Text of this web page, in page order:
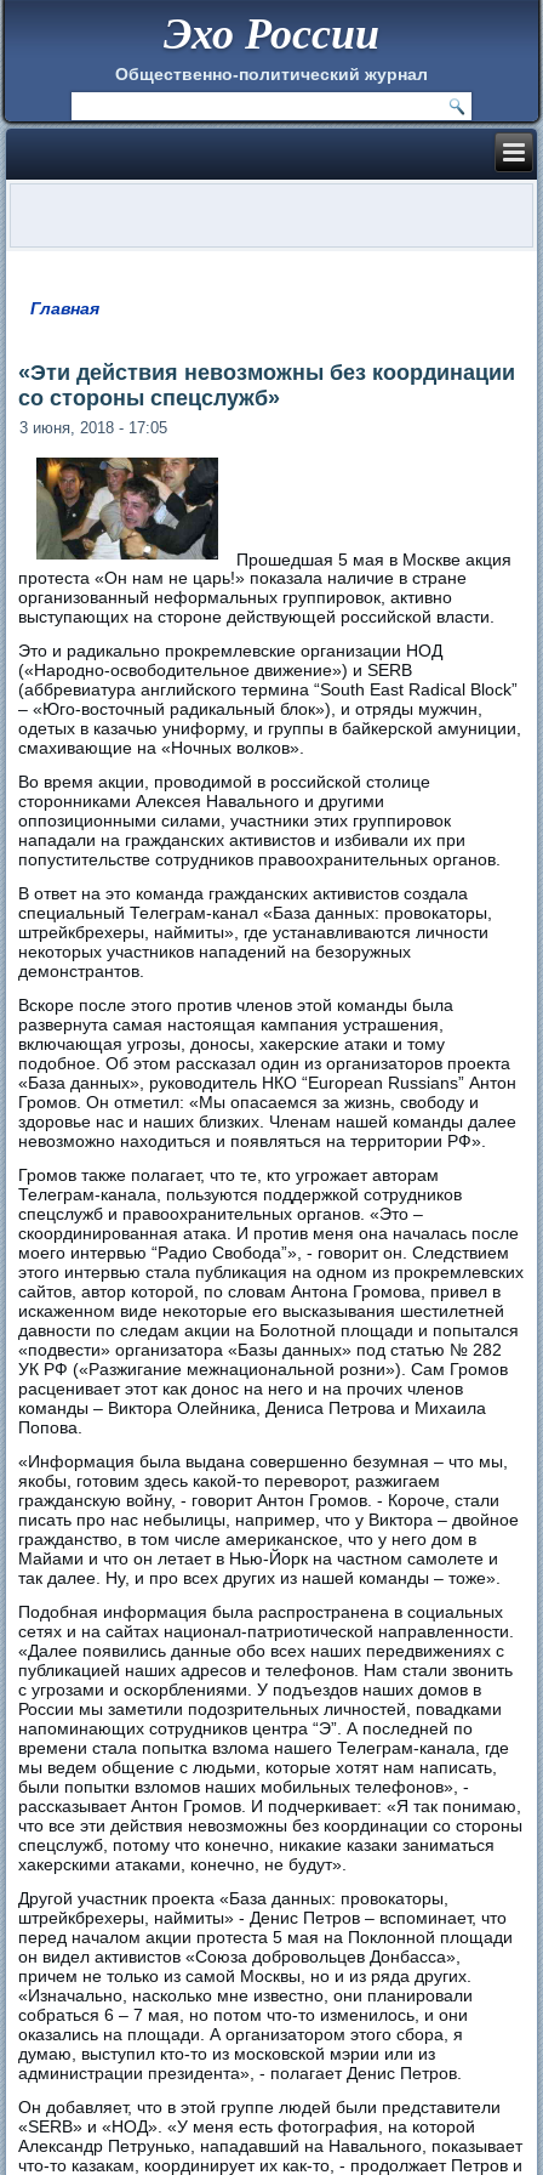
Эхо России
Общественно-политический журнал
Главная
«Эти действия невозможны без координации
со стороны спецслужб»
3 июня, 2018 - 17:05
Прошедшая 5 мая в Москве акция
протеста «Он нам не царь!» показала наличие в стране
организованный неформальных группировок, активно
выступающих на стороне действующей российской власти.
Это и радикально прокремлевские организации НОД
(«Народно-освободительное движение») и SERB
(аббревиатура английского термина “South East Radical Block”
– «Юго-восточный радикальный блок»), и отряды мужчин,
одетых в казачью униформу, и группы в байкерской амуниции,
смахивающие на «Ночных волков».
Во время акции, проводимой в российской столице
сторонниками Алексея Навального и другими
оппозиционными силами, участники этих группировок
нападали на гражданских активистов и избивали их при
попустительстве сотрудников правоохранительных органов.
В ответ на это команда гражданских активистов создала
специальный Телеграм-канал «База данных: провокаторы,
штрейкбрехеры, наймиты», где устанавливаются личности
некоторых участников нападений на безоружных
демонстрантов.
Вскоре после этого против членов этой команды была
развернута самая настоящая кампания устрашения,
включающая угрозы, доносы, хакерские атаки и тому
подобное. Об этом рассказал один из организаторов проекта
«База данных», руководитель НКО “European Russians” Антон
Громов. Он отметил: «Мы опасаемся за жизнь, свободу и
здоровье нас и наших близких. Членам нашей команды далее
невозможно находиться и появляться на территории РФ».
Громов также полагает, что те, кто угрожает авторам
Телеграм-канала, пользуются поддержкой сотрудников
спецслужб и правоохранительных органов. «Это –
скоординированная атака. И против меня она началась после
моего интервью “Радио Свобода”», - говорит он. Следствием
этого интервью стала публикация на одном из прокремлевских
сайтов, автор которой, по словам Антона Громова, привел в
искаженном виде некоторые его высказывания шестилетней
давности по следам акции на Болотной площади и попытался
«подвести» организатора «Базы данных» под статью № 282
УК РФ («Разжигание межнациональной розни»). Сам Громов
расценивает этот как донос на него и на прочих членов
команды – Виктора Олейника, Дениса Петрова и Михаила
Попова.
«Информация была выдана совершенно безумная – что мы,
якобы, готовим здесь какой-то переворот, разжигаем
гражданскую войну, - говорит Антон Громов. - Короче, стали
писать про нас небылицы, например, что у Виктора – двойное
гражданство, в том числе американское, что у него дом в
Майами и что он летает в Нью-Йорк на частном самолете и
так далее. Ну, и про всех других из нашей команды – тоже».
Подобная информация была распространена в социальных
сетях и на сайтах национал-патриотической направленности.
«Далее появились данные обо всех наших передвижениях с
публикацией наших адресов и телефонов. Нам стали звонить
с угрозами и оскорблениями. У подъездов наших домов в
России мы заметили подозрительных личностей, повадками
напоминающих сотрудников центра “Э”. А последней по
времени стала попытка взлома нашего Телеграм-канала, где
мы ведем общение с людьми, которые хотят нам написать,
были попытки взломов наших мобильных телефонов», -
рассказывает Антон Громов. И подчеркивает: «Я так понимаю,
что все эти действия невозможны без координации со стороны
спецслужб, потому что конечно, никакие казаки заниматься
хакерскими атаками, конечно, не будут».
Другой участник проекта «База данных: провокаторы,
штрейкбрехеры, наймиты» - Денис Петров – вспоминает, что
перед началом акции протеста 5 мая на Поклонной площади
он видел активистов «Союза добровольцев Донбасса»,
причем не только из самой Москвы, но и из ряда других.
«Изначально, насколько мне известно, они планировали
собраться 6 – 7 мая, но потом что-то изменилось, и они
оказались на площади. А организатором этого сбора, я
думаю, выступил кто-то из московской мэрии или из
администрации президента», - полагает Денис Петров.
Он добавляет, что в этой группе людей были представители
«SERB» и «НОД». «У меня есть фотография, на которой
Александр Петрунько, нападавший на Навального, показывает
что-то казакам, координирует их как-то, - продолжает Петров и